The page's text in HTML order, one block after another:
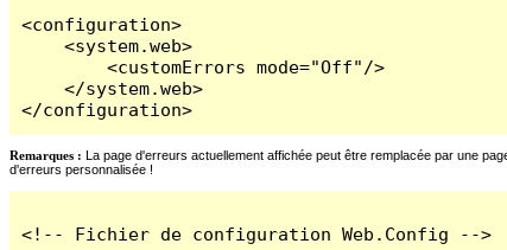
<configuration>
    <system.web>
        <customErrors mode="Off"/>
    </system.web>
</configuration>
Remarques : La page d'erreurs actuellement affichée peut être remplacée par une
d'erreurs personnalisée !
<!-- Fichier de configuration Web.Config -->